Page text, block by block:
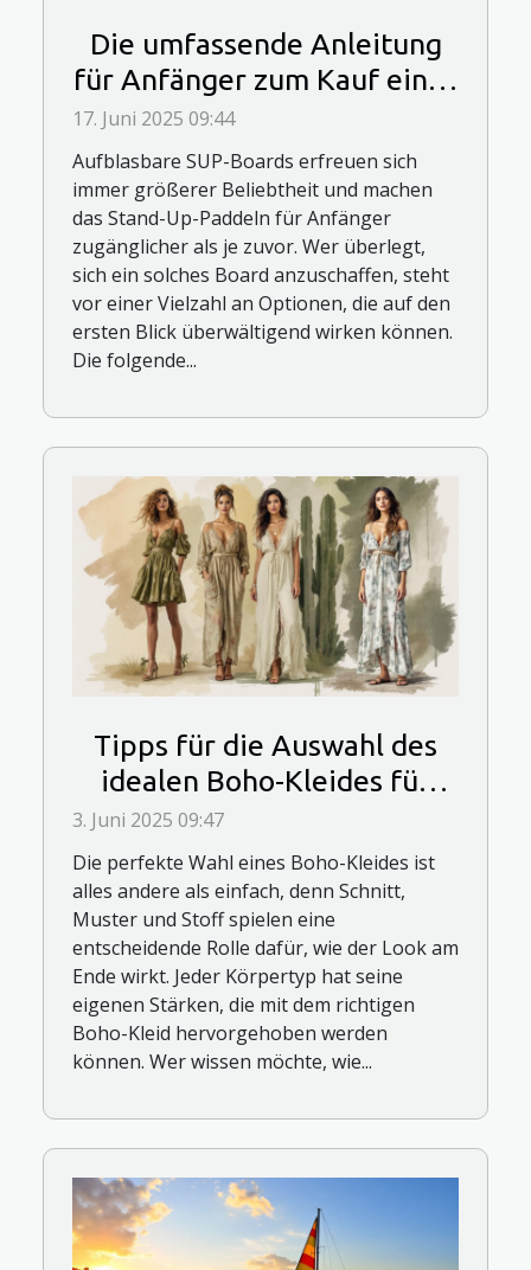
Die umfassende Anleitung
für Anfänger zum Kauf eines
aufblasbaren SUP-Boards
17. Juni 2025 09:44
Aufblasbare SUP-Boards erfreuen sich
immer größerer Beliebtheit und machen
das Stand-Up-Paddeln für Anfänger
zugänglicher als je zuvor. Wer überlegt,
sich ein solches Board anzuschaffen, steht
vor einer Vielzahl an Optionen, die auf den
ersten Blick überwältigend wirken können.
Die folgende...
Tipps für die Auswahl des
idealen Boho-Kleides für
verschiedene Körpertypen
3. Juni 2025 09:47
Die perfekte Wahl eines Boho-Kleides ist
alles andere als einfach, denn Schnitt,
Muster und Stoff spielen eine
entscheidende Rolle dafür, wie der Look am
Ende wirkt. Jeder Körpertyp hat seine
eigenen Stärken, die mit dem richtigen
Boho-Kleid hervorgehoben werden
können. Wer wissen möchte, wie...